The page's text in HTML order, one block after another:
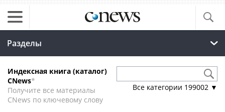
Разделы
Индексная книга (каталог)
CNews*
Получите все материалы
CNews по ключевому слову
Все категории 199002 ▼